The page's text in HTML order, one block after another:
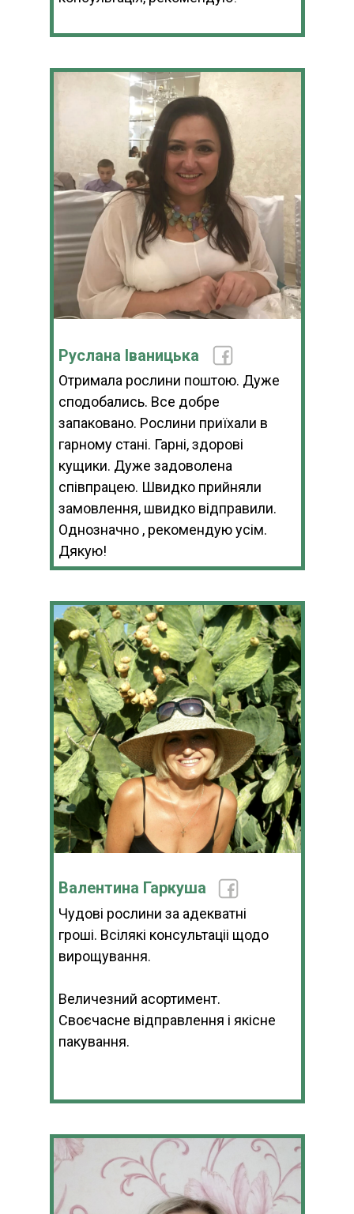
Руслана Іваницька
Отримала рослини поштою. Дуже
сподобались. Все добре
запаковано. Рослини приїхали в
гарному стані. Гарні, здорові
кущики. Дуже задоволена
співпрацею. Швидко прийняли
замовлення, швидко відправили.
Однозначно , рекомендую усім.
Дякую!
Валентина Гаркуша
Чудові рослини за адекватні
гроші. Всілякі консультаціі щодо
вирощування.
Величезний асортимент.
Своєчасне відправлення і якісне
пакування.